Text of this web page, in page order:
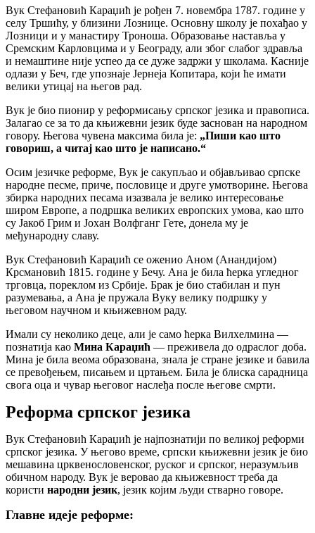
Вук Стефановић Караџић је рођен 7. новембра 1787. године у
селу Тршићу, у близини Лознице. Основну школу је похађао у
Лозници и у манастиру Троноша. Образовање наставља у
Сремским Карловцима и у Београду, али због слабог здравља
и немаштине није успео да се дуже задржи у школама. Касније
одлази у Беч, где упознаје Јернеја Копитара, који ће имати
велики утицај на његов рад.
Вук је био пионир у реформисању српског језика и правописа.
Залагао се за то да књижевни језик буде заснован на народном
говору. Његова чувена максима била је: „Пиши као што
говориш, а читај као што је написано.“
Осим језичке реформе, Вук је сакупљао и објављивао српске
народне песме, приче, пословице и друге умотворине. Његова
збирка народних песама изазвала је велико интересовање
широм Европе, а подршка великих европских умова, као што
су Јакоб Грим и Јохан Волфганг Гете, донела му је
међународну славу.
Вук Стефановић Караџић се оженио Аном (Анандијом)
Крсмановић 1815. године у Бечу. Ана је била ћерка угледног
трговца, пореклом из Србије. Брак је био стабилан и пун
разумевања, а Ана је пружала Вуку велику подршку у
његовом научном и књижевном раду.
Имали су неколико деце, али је само ћерка Вилхелмина —
познатија као Мина Караџић — преживела до одраслог доба.
Мина је била веома образована, знала је стране језике и бавила
се превођењем, писањем и цртањем. Била је блиска сарадница
свога оца и чувар његовог наслеђа после његове смрти.
Реформа српског језика
Вук Стефановић Караџић је најпознатији по великој реформи
српског језика. У његово време, српски књижевни језик је био
мешавина црквенословенског, руског и српског, неразумљив
обичном народу. Вук је веровао да књижевност треба да
користи народни језик, језик којим људи стварно говоре.
Главне идеје реформе: